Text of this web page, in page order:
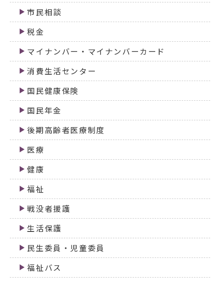
市民相談
税金
マイナンバー・マイナンバーカード
消費生活センター
国民健康保険
国民年金
後期高齢者医療制度
医療
健康
福祉
戦没者援護
生活保護
民生委員・児童委員
福祉バス